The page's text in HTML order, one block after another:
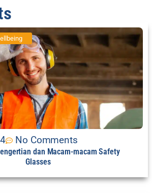
No Comments
dan Macam-macam Safety
Glasses